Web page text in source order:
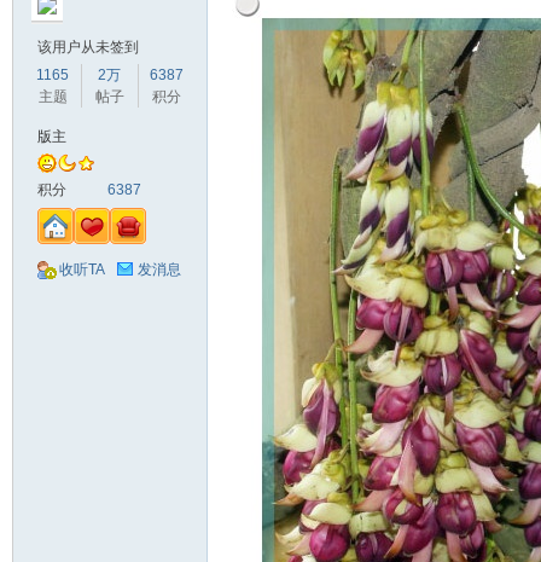
该用户从未签到
1165
主题
2万
帖子
6387
积分
版主
积分 6387
收听TA 发消息